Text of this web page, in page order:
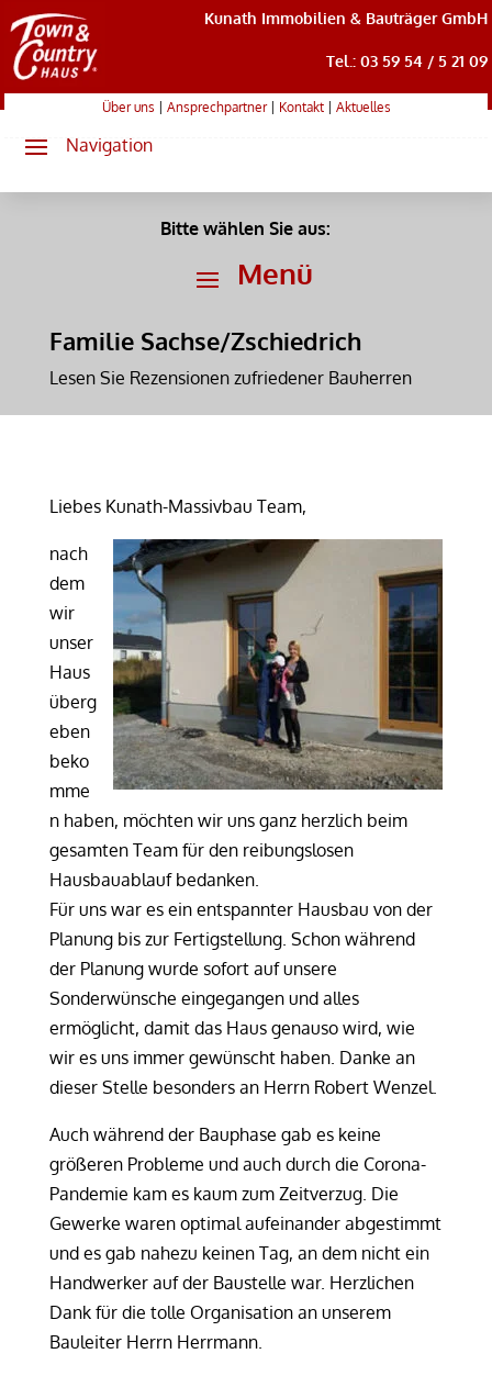
Kunath Immobilien & Bauträger GmbH
Tel.: 03 59 54 / 5 21 09
Über uns Ansprechpartner| Kontakt| Aktuelles
Bitte wählen Sie aus:
Familie Sachse/Zschiedrich
Lesen Sie Rezensionen zufriedener Bauherren
Liebes Kunath-Massivbau Team,
nach
dem
wir
unser
Haus
überg
eben
beko
mme
n haben, möchten wir uns ganz herzlich beim
gesamten Team für den reibungslosen
Hausbauablauf bedanken.
Für uns war es ein entspannter Hausbau von der
Planung bis zur Fertigstellung. Schon während
der Planung wurde sofort auf unsere
Sonderwünsche eingegangen und alles
ermöglicht, damit das Haus genauso wird, wie
wir es uns immer gewünscht haben. Danke an
dieser Stelle besonders an Herrn Robert Wenzel.
Auch während der Bauphase gab es keine
größeren Probleme und auch durch die Corona-
Pandemie kam es kaum zum Zeitverzug. Die
Gewerke waren optimal aufeinander abgestimmt
und es gab nahezu keinen Tag, an dem nicht ein
Handwerker auf der Baustelle war. Herzlichen
Dank für die tolle Organisation an unserem
Bauleiter Herrn Herrmann.